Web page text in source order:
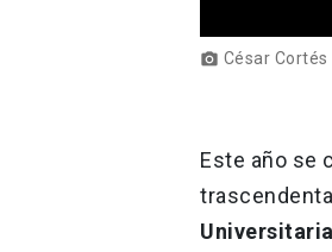
photo_camera César Cortés
Este año se